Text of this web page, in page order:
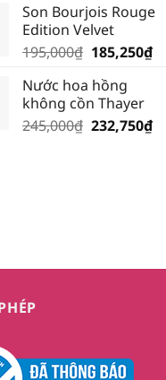
là:
210,000₫.
tại
Son Bourjois Rouge
Edition Velvet
195,000₫ Giá
là:
195,000₫.
185,250₫Giá
Nước hoa hồng
không cồn Thayer
245,000₫ Giá
232,750₫Giá